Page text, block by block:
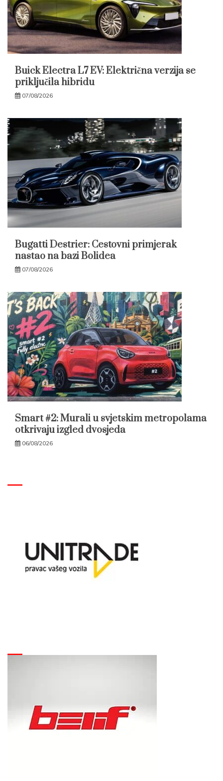
Buick Electra L7 EV: Električna verzija se
priključila hibridu
07/08/2026
Bugatti Destrier: Cestovni primjerak
nastao na bazi Bolidea
07/08/2026
Smart #2: Murali u svjetskim metropolama
otkrivaju izgled dvosjeda
06/08/2026